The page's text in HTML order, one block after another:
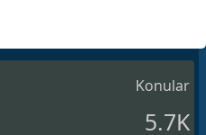
Konular
5.7K